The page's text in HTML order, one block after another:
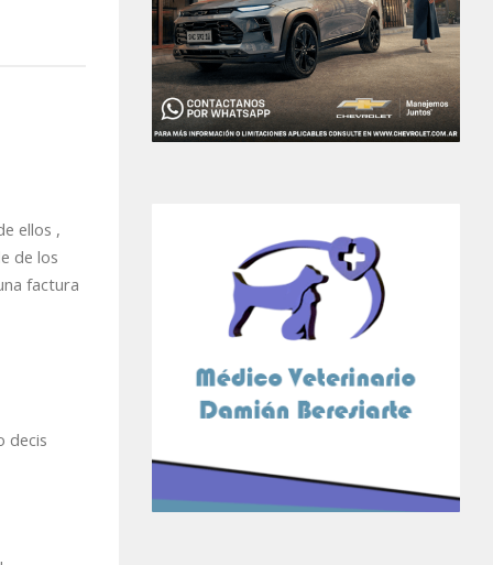
ellos ,
de los
factura
decis